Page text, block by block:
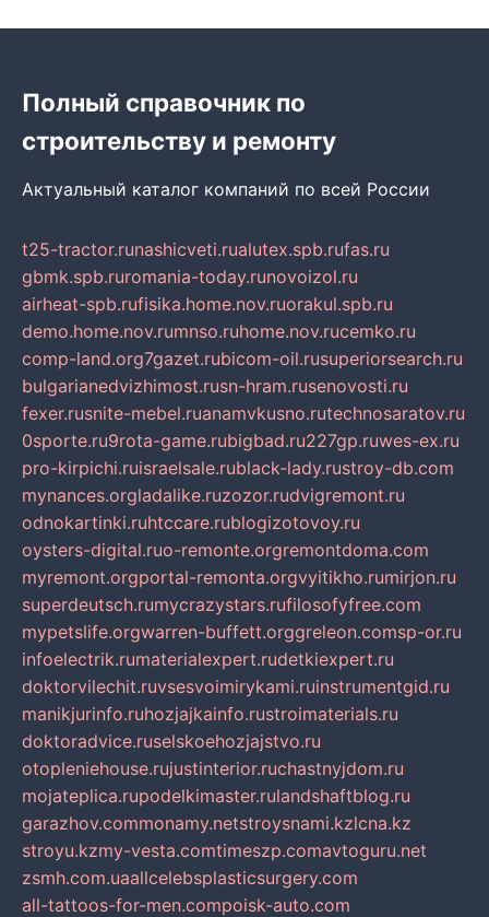
Полный справочник по
строительству и ремонту
Актуальный каталог компаний по всей России
t25-tractor.runashicveti.rualutex.spb.rufas.ru
gbmk.spb.ruromania-today.runovoizol.ru
airheat-spb.rufisika.home.nov.ruorakul.spb.ru
demo.home.nov.rumnso.ruhome.nov.rucemko.ru
comp-land.org7gazet.rubicom-oil.rusuperiorsearch.ru
bulgarianedvizhimost.rusn-hram.rusenovosti.ru
fexer.rusnite-mebel.ruanamvkusno.rutechnosaratov.ru
0sporte.ru9rota-game.rubigbad.ru227gp.ruwes-ex.ru
pro-kirpichi.ruisraelsale.rublack-lady.rustroy-db.com
mynances.orgladalike.ruzozor.rudvigremont.ru
odnokartinki.ruhtccare.rublogizotovoy.ru
oysters-digital.ruo-remonte.orgremontdoma.com
myremont.orgportal-remonta.orgvyitikho.rumirjon.ru
superdeutsch.rumycrazystars.rufilosofyfree.com
mypetslife.orgwarren-buffett.orggreleon.comsp-or.ru
infoelectrik.rumaterialexpert.rudetkiexpert.ru
doktorvilechit.ruvsesvoimirykami.ruinstrumentgid.ru
manikjurinfo.ruhozjajkainfo.rustroimaterials.ru
doktoradvice.ruselskoehozjajstvo.ru
otopleniehouse.rujustinterior.ruchastnyjdom.ru
mojateplica.rupodelkimaster.rulandshaftblog.ru
garazhov.commonamy.netstroysnami.kzlcna.kz
stroyu.kzmy-vesta.comtimeszp.comavtoguru.net
zsmh.com.uaallcelebsplasticsurgery.com
all-tattoos-for-men.compoisk-auto.com